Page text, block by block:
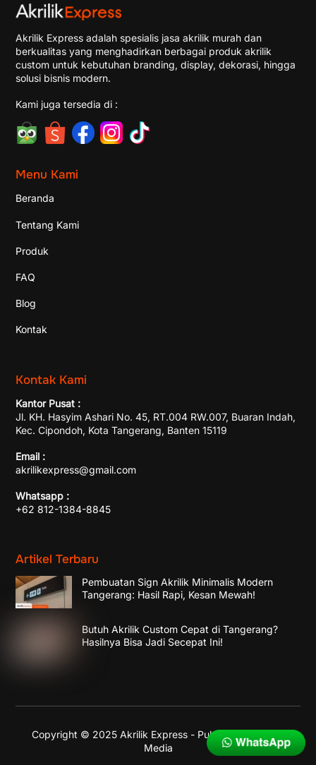
Akrilik Express adalah spesialis jasa akrilik murah dan
berkualitas yang menghadirkan berbagai produk akrilik
custom untuk kebutuhan branding, display, dekorasi, hingga
solusi bisnis modern.
Kami juga tersedia di :
Menu Kami
Beranda
Tentang Kami
Produk
FAQ
Blog
Kontak
Kontak Kami
Kantor Pusat :
Jl. KH. Hasyim Ashari No. 45, RT.004 RW.007, Buaran Indah,
Kec. Cipondoh, Kota Tangerang, Banten 15119
Email :
akrilikexpress@gmail.com
Whatsapp :
+62 812-1384-8845
Artikel Terbaru
Pembuatan Sign Akrilik Minimalis Modern
Tangerang: Hasil Rapi, Kesan Mewah!
Butuh Akrilik Custom Cepat di Tangerang?
Hasilnya Bisa Jadi Secepat Ini!
Copyright © 2025 Akrilik Express - Published by
Media